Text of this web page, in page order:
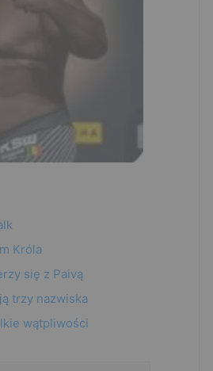
Króla
się z Paivą
trzy nazwiska
wątpliwości